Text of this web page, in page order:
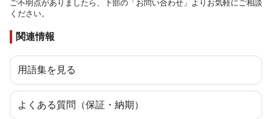
ご不明点がありましたら、下部の「お問い合わせ」よりお気軽にご相談
ください。
関連情報
用語集を見る
よくある質問（保証・納期）